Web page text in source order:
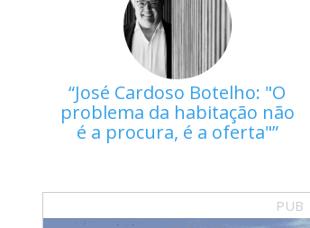
José Cardoso Botelho: "O
problema da habitação não
é a procura, é a oferta"
PUB